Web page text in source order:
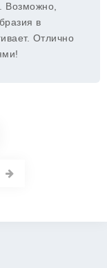
Возможно,
в
Отлично